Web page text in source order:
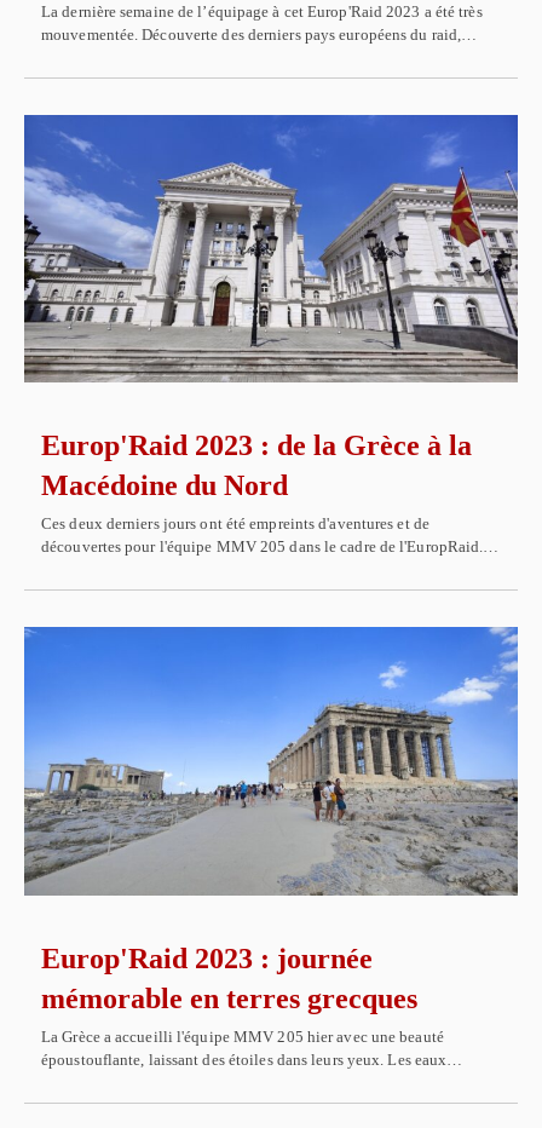
La dernière semaine de l’équipage à cet Europ'Raid 2023 a été très
mouvementée. Découverte des derniers pays européens du raid,…
Europ'Raid 2023 : de la Grèce à la
Macédoine du Nord
Ces deux derniers jours ont été empreints d'aventures et de
découvertes pour l'équipe MMV 205 dans le cadre de l'EuropRaid.…
Europ'Raid 2023 : journée
mémorable en terres grecques
La Grèce a accueilli l'équipe MMV 205 hier avec une beauté
époustouflante, laissant des étoiles dans leurs yeux. Les eaux…